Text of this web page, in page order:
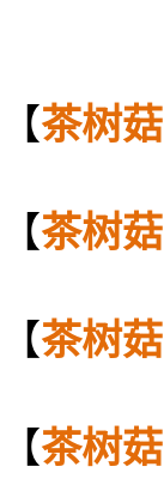
【茶树
【茶树
【茶树
【茶树